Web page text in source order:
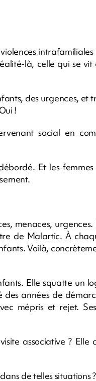
intrafamiliales
là, celle qui se
des urgences, et
!
social en
Et les femmes
menaces, urgences.
de Malartic. À
Voilà,
Elle squatte un
années de
mépris et rejet.
associative ? Elle
de telles situations ?